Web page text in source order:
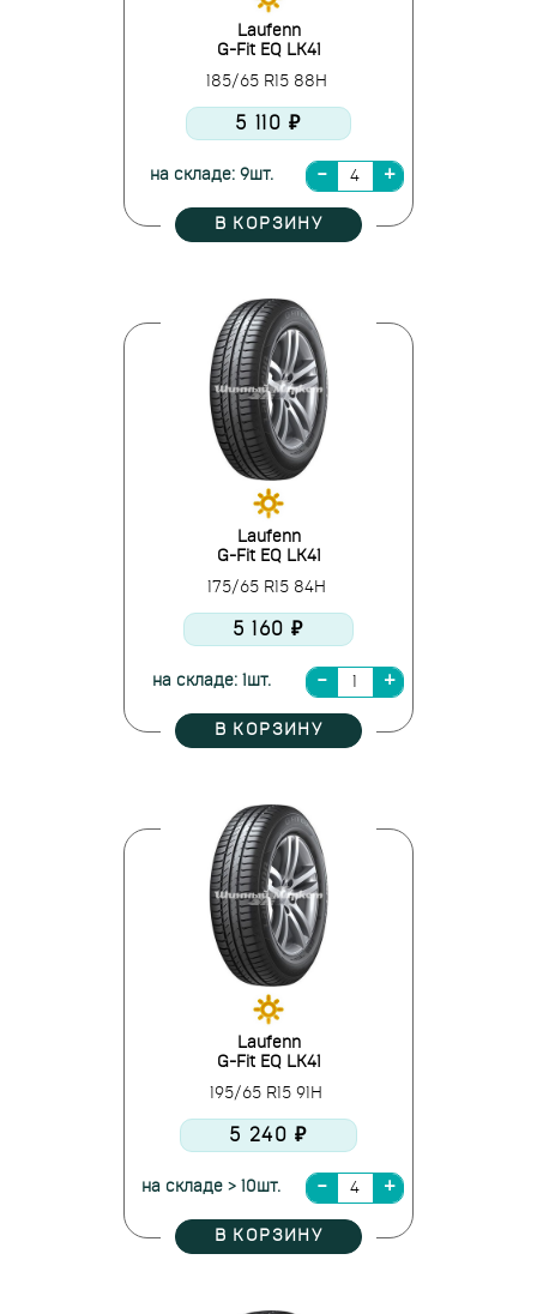
Laufenn
G-Fit EQ LK41
185/65 R15 88H
5 110 ₽
на складе: 9шт.
В КОРЗИНУ
Laufenn
G-Fit EQ LK41
175/65 R15 84H
5 160 ₽
на складе: 1шт.
В КОРЗИНУ
Laufenn
G-Fit EQ LK41
195/65 R15 91H
5 240 ₽
на складе > 10шт.
В КОРЗИНУ